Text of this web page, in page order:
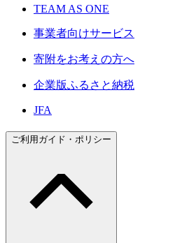
TEAM AS ONE
事業者向けサービス
寄附をお考えの方へ
企業版ふるさと納税
JFA
ご利用ガイド・ポリシー